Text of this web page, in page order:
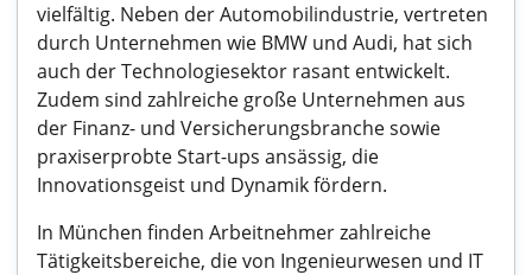
vielfältig. Neben der Automobilindustrie, vertreten
durch Unternehmen wie BMW und Audi, hat sich
auch der Technologiesektor rasant entwickelt.
Zudem sind zahlreiche große Unternehmen aus
der Finanz- und Versicherungsbranche sowie
praxiserprobte Start-ups ansässig, die
Innovationsgeist und Dynamik fördern.
In München finden Arbeitnehmer zahlreiche
Tätigkeitsbereiche, die von Ingenieurwesen und IT